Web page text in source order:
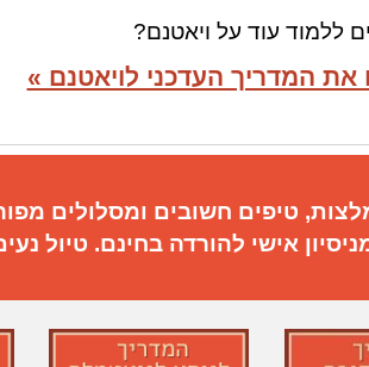
ללמוד עוד על ויאטנם?
את המדריך העדכני לויאטנם »
טיפים חשובים ומסלולים
אישי להורדה בחינם. טיול